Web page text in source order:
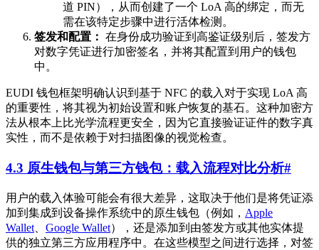
道 PIN），从而创建了一个 LoA 高的绑定，而无
需在该特定步骤中进行活体检测。
签发和配置： 在身份成功验证到高鉴证级别后，签发方
对数字凭证进行加密签名，并将其配置到用户的钱包
中。
EUDI 钱包框架明确认识到基于 NFC 的载入对于实现 LoA 高
的重要性，将其视为初始设置和账户恢复的基石。这种加密方
法从根本上比光学流程更安全，因为它直接验证证件的数字真
实性，而不是依赖于对扫描图像的视觉检查。
4.3 原生钱包与第三方钱包：载入流程对比分析#
用户的载入体验可能会有很大差异，这取决于他们是将凭证添
加到集成到设备操作系统中的原生钱包（例如， Apple
Wallet
Google Wallet），还是添加到由签发方或其他实体提
供的独立第三方应用程序中。在这些模型之间进行选择，对签